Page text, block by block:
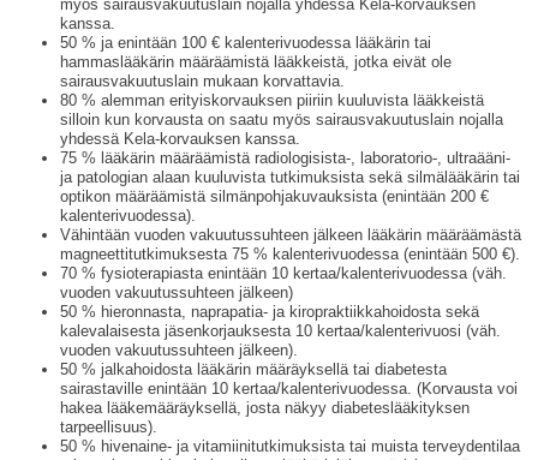
myös sairausvakuutuslain nojalla yhdessä Kela-korvauksen
kanssa.
50 % ja enintään 100 € kalenterivuodessa lääkärin tai
hammaslääkärin määräämistä lääkkeistä, jotka eivät ole
sairausvakuutuslain mukaan korvattavia.
80 % alemman erityiskorvauksen piiriin kuuluvista lääkkeistä
silloin kun korvausta on saatu myös sairausvakuutuslain nojalla
yhdessä Kela-korvauksen kanssa.
75 % lääkärin määräämistä radiologisista-, laboratorio-, ultraääni-
ja patologian alaan kuuluvista tutkimuksista sekä silmälääkärin tai
optikon määräämistä silmänpohjakuvauksista (enintään 200 €
kalenterivuodessa).
Vähintään vuoden vakuutussuhteen jälkeen lääkärin määräämästä
magneettitutkimuksesta 75 % kalenterivuodessa (enintään 500 €).
70 % fysioterapiasta enintään 10 kertaa/kalenterivuodessa (väh.
vuoden vakuutussuhteen jälkeen)
50 % hieronnasta, naprapatia- ja kiropraktiikkahoidosta sekä
kalevalaisesta jäsenkorjauksesta 10 kertaa/kalenterivuosi (väh.
vuoden vakuutussuhteen jälkeen).
50 % jalkahoidosta lääkärin määräyksellä tai diabetesta
sairastaville enintään 10 kertaa/kalenterivuodessa. (Korvausta voi
hakea lääkemääräyksellä, josta näkyy diabeteslääkityksen
tarpeellisuus).
50 % hivenaine- ja vitamiinitutkimuksista tai muista terveydentilaa